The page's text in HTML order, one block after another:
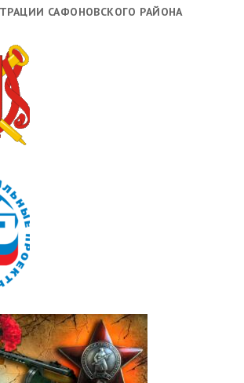
САФОНОВСКОГО РАЙОНА